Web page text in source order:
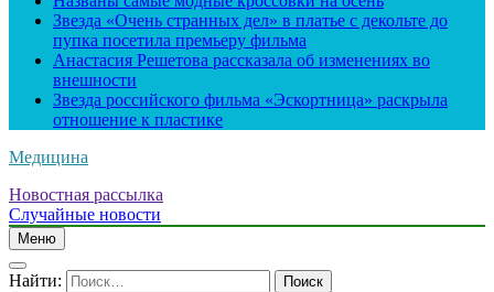
Звезда «Очень странных дел» в платье с декольте до
пупка посетила премьеру фильма
Анастасия Решетова рассказала об изменениях во
внешности
Звезда российского фильма «Эскортница» раскрыла
отношение к пластике
Медицина
Новостная рассылка
Случайные новости
Меню
Найти: